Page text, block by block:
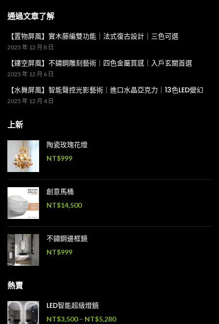
通過文章了解
【置物屏風】實木藤編雙功能｜法式復古設計｜三色可選
2025 年 12 月 8 日
【鏤空屏風】不鏽鋼雕刻藝術｜四色金屬質感｜入戶玄關首選
2025 年 12 月 6 日
【水舞屏風】智能聲控光影藝術｜進口水晶亞克力｜13色LED變幻
2025 年 12 月 4 日
上新
陶瓷玫瑰花燈
NT$999
創意馬桶
NT$14,500
不鏽鋼邊框鏡
NT$999
熱賣
LED智能超級燈鏡
NT$3,500 – NT$5,280